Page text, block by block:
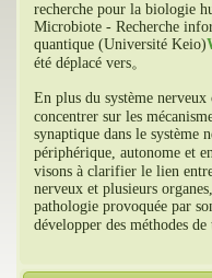
recherche pour la biologie
Microbiote - Recherche
quantique (Université Keio)
été déplacé vers。
En plus du système nerveux
concentrer sur les
synaptique dans le système
périphérique, autonome et
visons à clarifier le lien
nerveux et plusieurs
pathologie provoquée par
développer des méthodes de